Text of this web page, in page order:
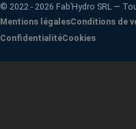
© 2022 - 2026 Fab’Hydro SRL —
Mentions légalesConditions de
ConfidentialitéCookies